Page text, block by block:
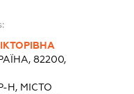
82200,
Н, МІСТО